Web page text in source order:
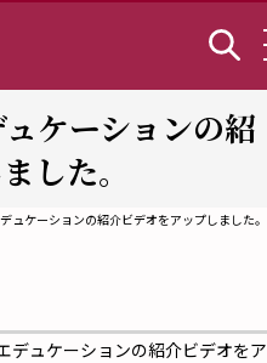
ケーションの紹
した。
ュケーションの紹介ビデオをアップしました。
デュケーションの紹介ビデオをア